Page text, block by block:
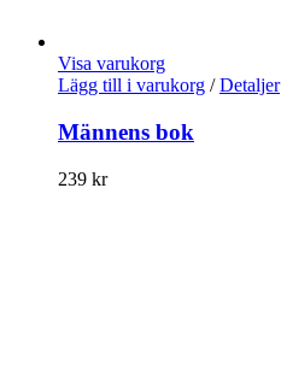
Visa varukorg
Lägg till i varukorg / Detaljer
Männens bok
239 kr